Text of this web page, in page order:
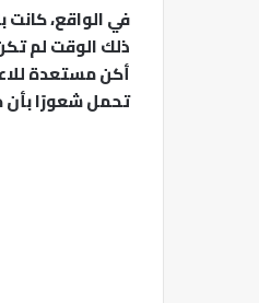
في الواقع،
ذلك الوقت لم
أكن مستعدة
تحمل شعورًا بأن